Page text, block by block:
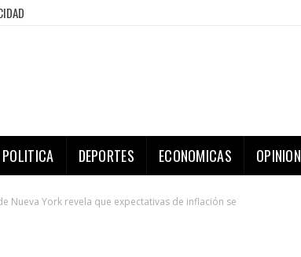
POLITICA DEPORTES ECONOMICAS OPINION
Nueva York revela que expectativas de inflación se